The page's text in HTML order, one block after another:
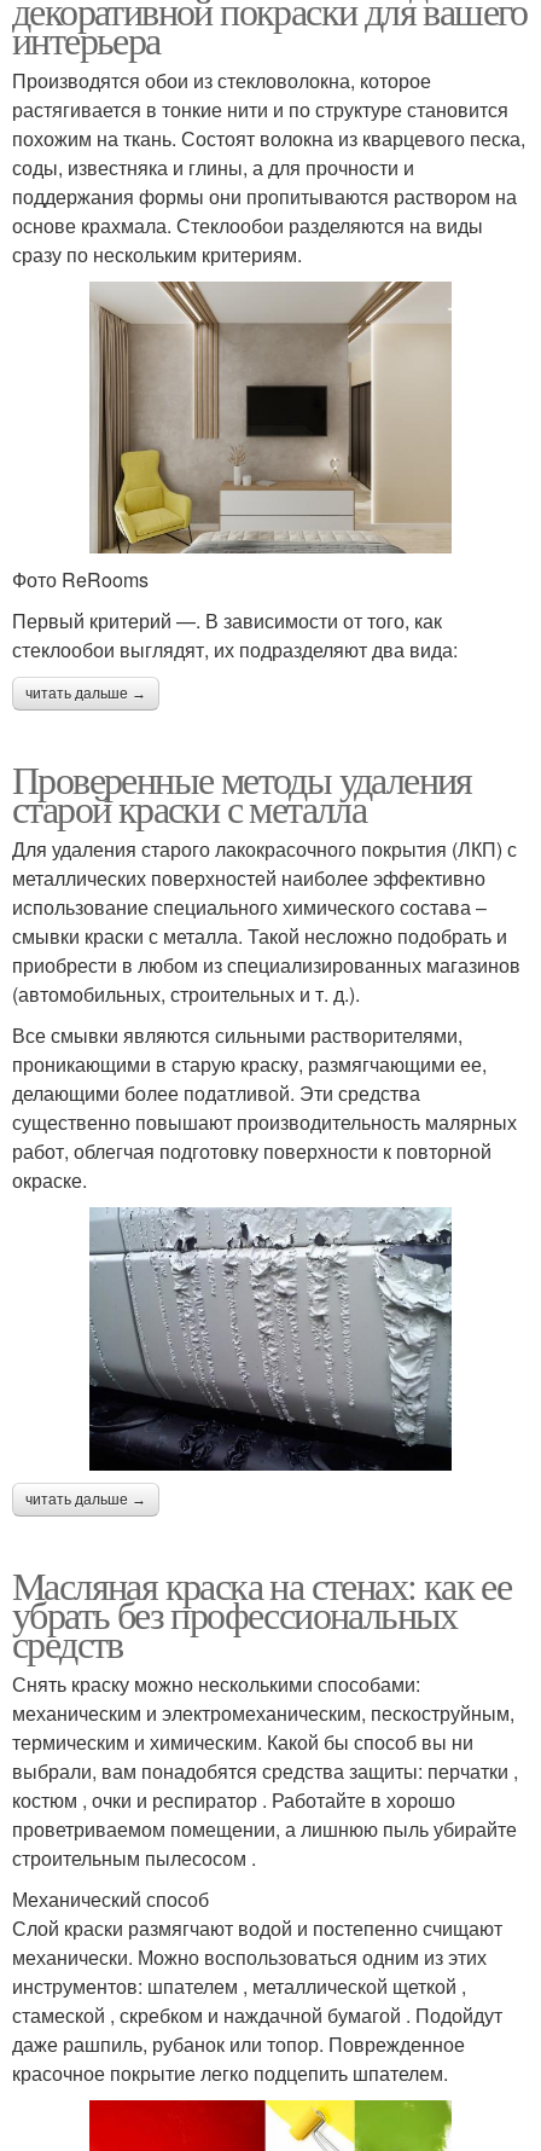
декоративной покраски для вашего
интерьера
Производятся обои из стекловолокна, которое
растягивается в тонкие нити и по структуре становится
похожим на ткань. Состоят волокна из кварцевого песка,
соды, известняка и глины, а для прочности и
поддержания формы они пропитываются раствором на
основе крахмала. Стеклообои разделяются на виды
сразу по нескольким критериям.
Фото ReRooms
Первый критерий —. В зависимости от того, как
стеклообои выглядят, их подразделяют два вида:
читать дальше →
Проверенные методы удаления
старой краски с металла
Для удаления старого лакокрасочного покрытия (ЛКП) с
металлических поверхностей наиболее эффективно
использование специального химического состава –
смывки краски с металла. Такой несложно подобрать и
приобрести в любом из специализированных магазинов
(автомобильных, строительных и т. д.).
Все смывки являются сильными растворителями,
проникающими в старую краску, размягчающими ее,
делающими более податливой. Эти средства
существенно повышают производительность малярных
работ, облегчая подготовку поверхности к повторной
окраске.
читать дальше →
Масляная краска на стенах: как ее
убрать без профессиональных
средств
Снять краску можно несколькими способами:
механическим и электромеханическим, пескоструйным,
термическим и химическим. Какой бы способ вы ни
выбрали, вам понадобятся средства защиты: перчатки ,
костюм , очки и респиратор . Работайте в хорошо
проветриваемом помещении, а лишнюю пыль убирайте
строительным пылесосом .
Механический способ
Слой краски размягчают водой и постепенно счищают
механически. Можно воспользоваться одним из этих
инструментов: шпателем , металлической щеткой ,
стамеской , скребком и наждачной бумагой . Подойдут
даже рашпиль, рубанок или топор. Поврежденное
красочное покрытие легко подцепить шпателем.